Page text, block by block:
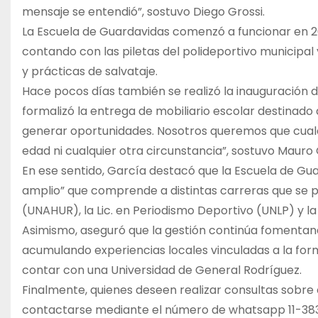
mensaje se entendió”, sostuvo Diego Grossi.
La Escuela de Guardavidas comenzó a funcionar en
contando con las piletas del polideportivo
y prácticas de salvataje.
Hace pocos días también se realizó la inauguración
formalizó la entrega de mobiliario escolar destinado
generar oportunidades. Nosotros queremos que
edad ni cualquier otra circunstancia”, sostuvo Mauro
En ese sentido, García destacó que la Escuela de
amplio” que comprende a distintas carreras que se
(UNAHUR), la Lic. en Periodismo Deportivo (UNLP)
Asimismo, aseguró que la gestión continúa
acumulando experiencias locales vinculadas a la
contar con una Universidad de General Rodríguez.
Finalmente, quienes deseen realizar consultas
contactarse mediante el número de whatsapp 11-